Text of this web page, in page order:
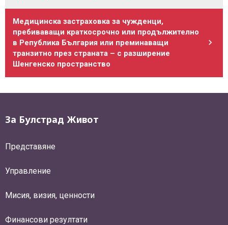
Медицинска застраховка за чужденци,
пребиваващи краткосрочно или продължително
в Република България или преминаващи
транзитно през страната – с разширение
Шенгенско пространство
За Булстрад Живот
Представяне
Управление
Мисия, визия, ценности
Финансови резултати